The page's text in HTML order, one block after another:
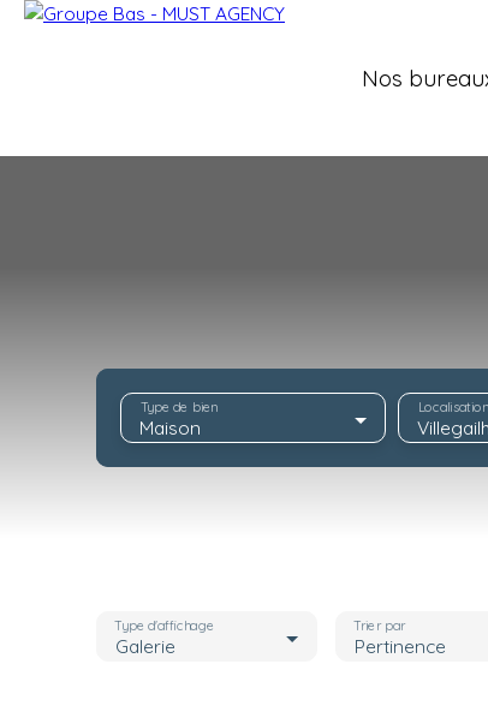
Nos
Maison
Type de bien Localisation
Galerie
Type d'affichage
Pertinence
Trier par